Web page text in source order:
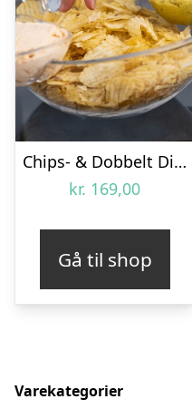
Chips- & Dobbelt Dipskål – KitchPro
kr. 169,00
Gå til shop
Varekategorier